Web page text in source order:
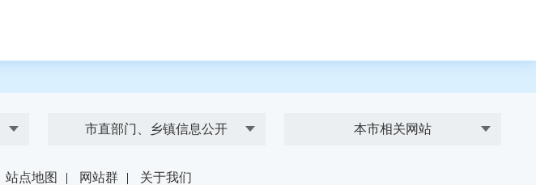
市直部门、乡镇信息公开 本市相关网站
站点地图 | 网站群 | 关于我们